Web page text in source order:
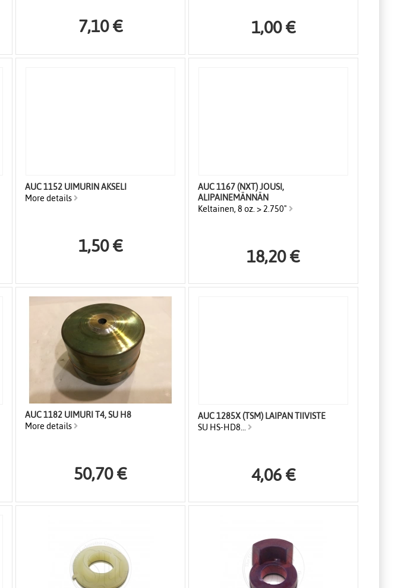
7,10 € 1,00 €
AUC 1152 UIMURIN AKSELI
More details
1,50 €
AUC 1167 (NXT) JOUSI,
ALIPAINEMÄNNÄN
Keltainen, 8 oz. > 2.750"
18,20 €
AUC 1182 UIMURI T4, SU H8
More details
50,70 €
AUC 1285X (TSM) LAIPAN TIIVISTE
SU HS-HD8...
4,06 €